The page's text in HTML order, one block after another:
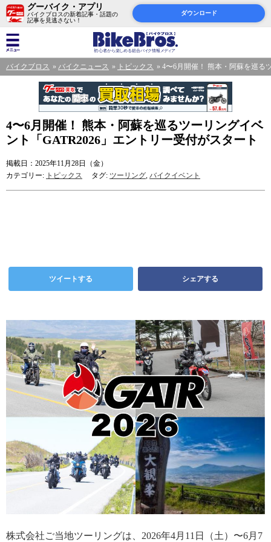
グーバイク・アプリ
バイクブロスの新着記事・話題の
記事を見逃さない！
ダウンロード
バイクブロス バイクニュース トピックス 4〜6月開催！ 熊本・阿蘇を巡る
4〜6月開催！ 熊本・阿蘇を巡るツーリングイベ
ント「GATR2026」エントリー受付がスタート
掲載日：2025年11月28日（金）
カテゴリー: トピックス タグ: ツーリング, バイクイベント
ツイートする シェアする
株式会社ご当地ツーリングは、2026年4月11日（土）〜6月7